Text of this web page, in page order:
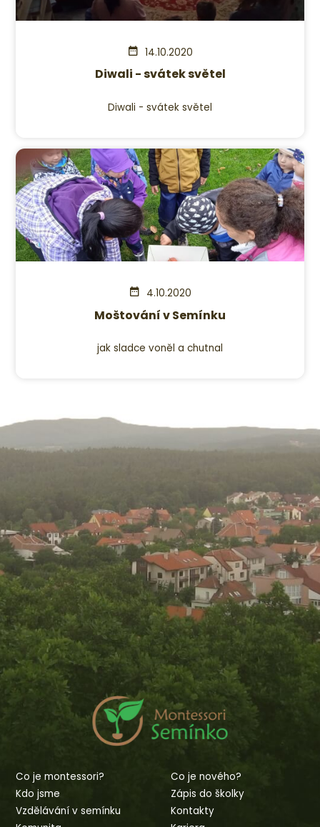
14.10.2020
Diwali - svátek světel
Diwali - svátek světel
4.10.2020
Moštování v Semínku
jak sladce voněl a chutnal
Co je montessori?
Kdo jsme
Vzdělávání v semínku
Co je nového?
Zápis do školky
Kontakty